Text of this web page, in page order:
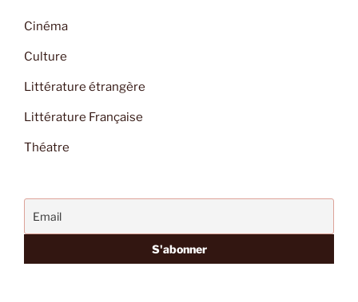
Cinéma
Culture
Littérature étrangère
Littérature Française
Théatre